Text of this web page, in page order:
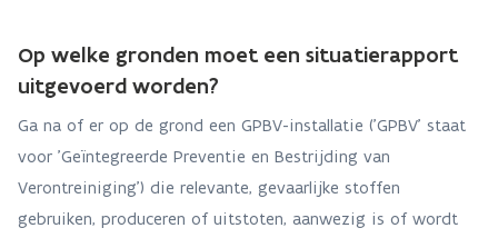
Op welke gronden moet een situatierapport
uitgevoerd worden?
Ga na of er op de grond een GPBV-installatie ('GPBV' staat
voor 'Geïntegreerde Preventie en Bestrijding van
Verontreiniging') die relevante, gevaarlijke stoffen
gebruiken, produceren of uitstoten, aanwezig is of wordt